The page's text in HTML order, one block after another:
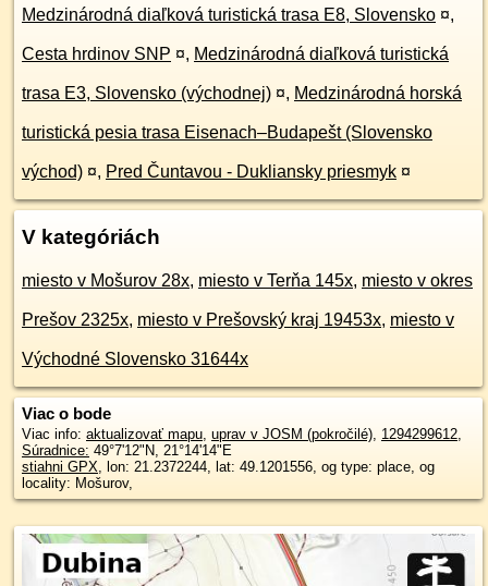
Medzinárodná diaľková turistická trasa E8, Slovensko ¤,
Cesta hrdinov SNP ¤, Medzinárodná diaľková turistická
trasa E3, Slovensko (východnej) ¤, Medzinárodná horská
turistická pesia trasa Eisenach–Budapešt (Slovensko
východ) ¤, Pred Čuntavou - Dukliansky priesmyk ¤
V kategóriách
miesto v Mošurov 28x, miesto v Terňa 145x, miesto v okres
Prešov 2325x, miesto v Prešovský kraj 19453x, miesto v
Východné Slovensko 31644x
Viac o bode
Viac info: aktualizovať mapu, uprav v JOSM (pokročilé), 1294299612,
Súradnice: 49°7'12"N, 21°14'14"E
stiahni GPX, lon: 21.2372244, lat: 49.1201556, og type: place, og
locality: Mošurov,